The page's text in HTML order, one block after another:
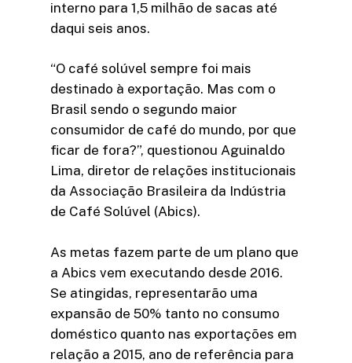
interno para 1,5 milhão de sacas até
daqui seis anos.
“O café solúvel sempre foi mais
destinado à exportação. Mas com o
Brasil sendo o segundo maior
consumidor de café do mundo, por que
ficar de fora?”, questionou Aguinaldo
Lima, diretor de relações institucionais
da Associação Brasileira da Indústria
de Café Solúvel (Abics).
As metas fazem parte de um plano que
a Abics vem executando desde 2016.
Se atingidas, representarão uma
expansão de 50% tanto no consumo
doméstico quanto nas exportações em
relação a 2015, ano de referência para